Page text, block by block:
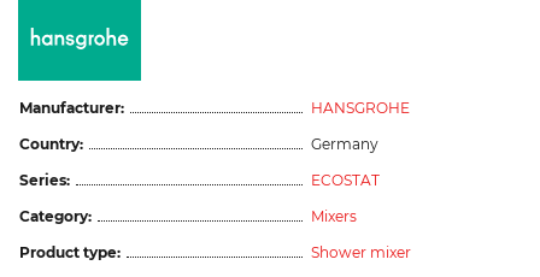
Manufacturer:
HANSGROHE
Country:
Germany
Series:
ECOSTAT
Category:
Mixers
Product type:
Shower mixer